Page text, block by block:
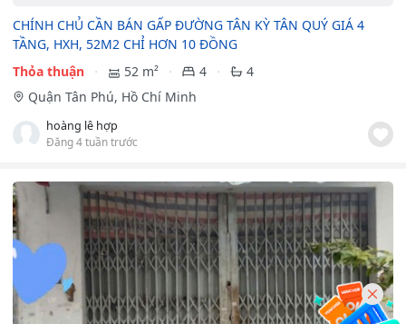
CHÍNH CHỦ CẦN BÁN GẤP ĐƯỜNG TÂN KỲ TÂN QUÝ GIÁ 4
TẦNG, HXH, 52M2 CHỈ HƠN 10 ĐỒNG
Thỏa thuận
52 m² 4
4
Quận Tân Phú, Hồ Chí Minh
hoàng lê hợp
Đăng 4 tuần trước